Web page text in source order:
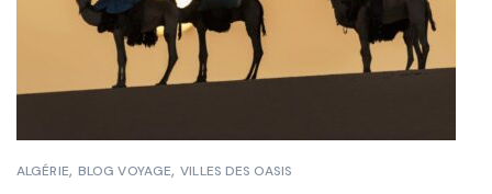
ALGÉRIE BLOG VOYAGE VILLES DES OASIS